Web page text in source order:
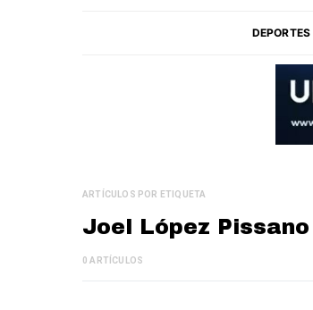
DEPORTES
ARTÍCULOS POR ETIQUETA
Joel López Pissano
0 ARTÍCULOS